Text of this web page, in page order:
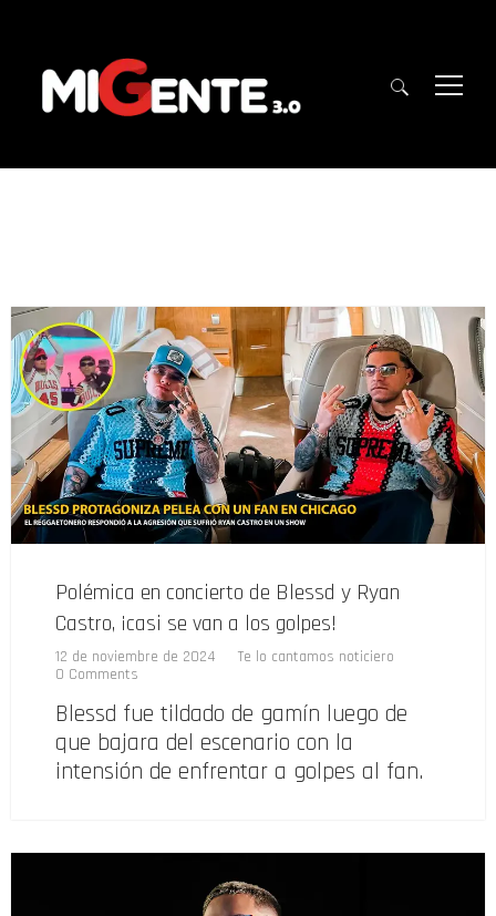
Polémica en concierto de Blessd y Ryan
Castro, ¡casi se van a los golpes!
12 de noviembre de 2024
Te lo cantamos noticiero
0 Comments
Blessd fue tildado de gamín luego de
que bajara del escenario con la
intensión de enfrentar a golpes al fan.